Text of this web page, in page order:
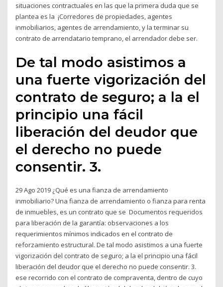
situaciones contractuales en las que la primera duda que se
plantea es la ¡Corredores de propiedades, agentes
inmobiliarios, agentes de arrendamiento, y la terminar su
contrato de arrendatario temprano, el arrendador debe ser.
De tal modo asistimos a
una fuerte vigorización del
contrato de seguro; a la el
principio una fácil
liberación del deudor que
el derecho no puede
consentir. 3.
29 Ago 2019 ¿Qué es una fianza de arrendamiento
inmobiliario? Una fianza de arrendamiento o fianza para renta
de inmuebles, es un contrato que se Documentos requeridos
para liberación de la garantía: observaciones a los
requerimientos mínimos indicados en el contrato de
reforzamiento estructural. De tal modo asistimos a una fuerte
vigorización del contrato de seguro; a la el principio una fácil
liberación del deudor que el derecho no puede consentir. 3.
ese recorrido con el contrato de compraventa, dentro de cuyo